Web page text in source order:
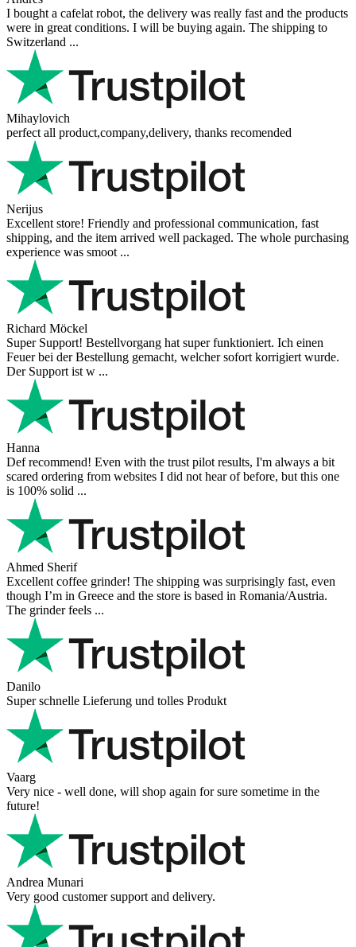
I bought a cafelat robot, the delivery was really fast and the products
were in great conditions. I will be buying again. The shipping to
Switzerland ...
Mihaylovich
perfect all product,company,delivery, thanks recomended
Nerijus
Excellent store! Friendly and professional communication, fast
shipping, and the item arrived well packaged. The whole purchasing
experience was smoot ...
Richard Möckel
Super Support! Bestellvorgang hat super funktioniert. Ich einen
Feuer bei der Bestellung gemacht, welcher sofort korrigiert wurde.
Der Support ist w ...
Hanna
Def recommend! Even with the trust pilot results, I'm always a bit
scared ordering from websites I did not hear of before, but this one
is 100% solid ...
Ahmed Sherif
Excellent coffee grinder! The shipping was surprisingly fast, even
though I’m in Greece and the store is based in Romania/Austria.
The grinder feels ...
Danilo
Super schnelle Lieferung und tolles Produkt
Vaarg
Very nice - well done, will shop again for sure sometime in the
future!
Andrea Munari
Very good customer support and delivery.